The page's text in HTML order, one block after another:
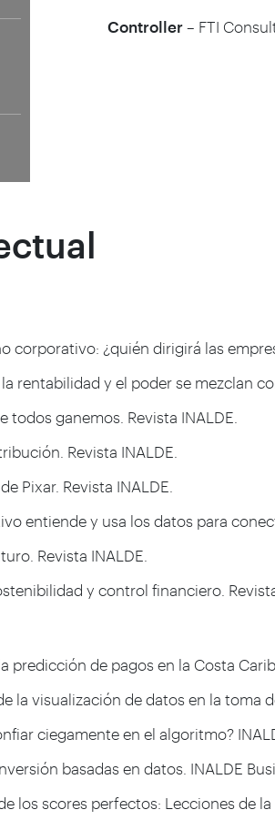
Controller – FTI
corporativo: ¿quién dirigirá las
rentabilidad y el poder se mezclan
todos ganemos. Revista INALDE.
Revista INALDE.
Pixar. Revista INALDE.
entiende y usa los datos para
Revista INALDE.
y control financiero.
predicción de pagos en la Costa
la visualización de datos en la toma
ciegamente en el algoritmo?
basadas en datos. INALDE
los scores perfectos: Lecciones de